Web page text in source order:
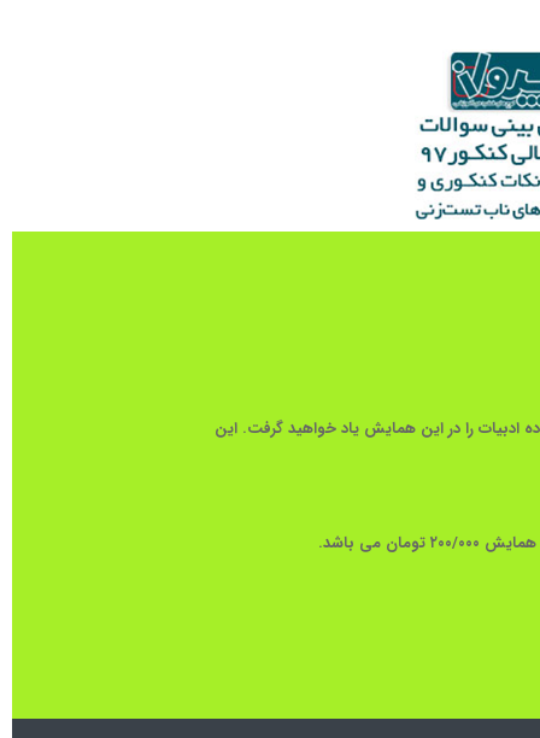
فهمید و روش های تست زنی فوق العاده ادبیات را در این همایش یاد خواهید گرفت. این
باشد.